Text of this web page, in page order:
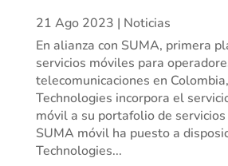
21 Ago 2023 | Noticias
En alianza con SUMA, primera
servicios móviles para
telecomunicaciones en
Technologies incorpora el
móvil a su portafolio de servicios
SUMA móvil ha puesto a
Technologies...